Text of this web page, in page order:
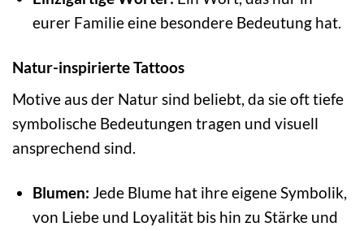
eurer Familie eine besondere Bedeutung hat.
Natur-inspirierte Tattoos
Motive aus der Natur sind beliebt, da sie oft tiefe
symbolische Bedeutungen tragen und visuell
ansprechend sind.
Blumen: Jede Blume hat ihre eigene Symbolik,
von Liebe und Loyalität bis hin zu Stärke und